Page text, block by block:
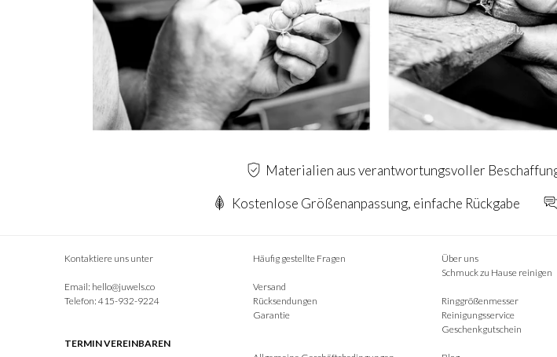
Materialien aus verantwortungsvoller
Kostenlose Größenanpassung, einfache Rückgabe
Kontaktiere uns unter
Email: hello@juwels.co
Telefon: 415-932-9224
TERMIN VEREINBAREN
Häufig gestellte Fragen
Versand
Rücksendungen
Garantie
Über uns
Schmuck zu Hause reinigen
Ringgrößenmesser
Reinigungsservice
Geschenkgutschein